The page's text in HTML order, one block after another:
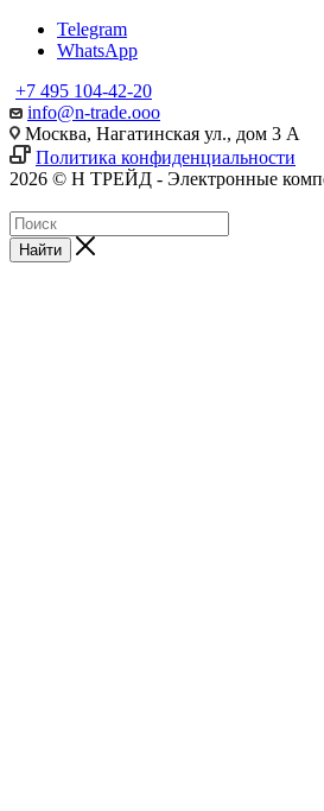
Telegram
WhatsApp
+7 495 104-42-20
info@n-trade.ooo
Москва, Нагатинская ул., дом 3 А
Политика конфиденциальности
2026 © Н ТРЕЙД - Электронные
Найти